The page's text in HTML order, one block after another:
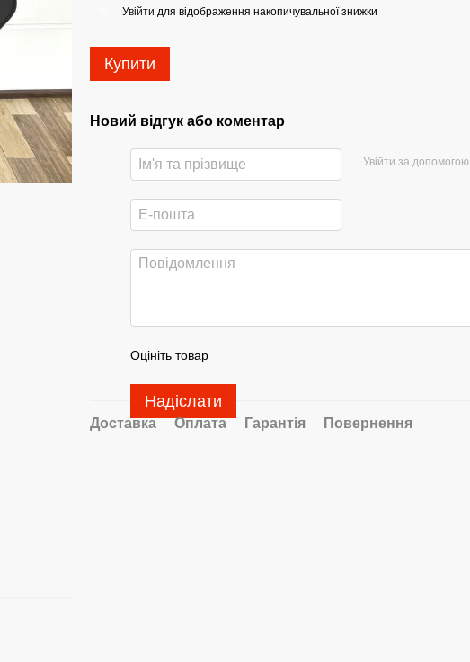
Увійти для відображення накопичувальної знижки
Купити
Новий відгук або коментар
Увійти за допомогою
Оцініть товар
Надіслати
Доставка Оплата Гарантія Повернення